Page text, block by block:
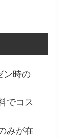
ン時の
でコス
みが在